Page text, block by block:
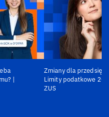
|
Zmiany dla
Limity podatkowe
ZUS